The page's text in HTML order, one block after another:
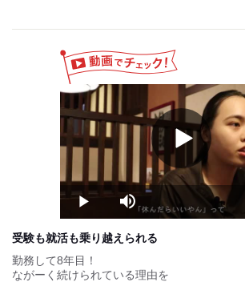
【その他】
■交通費支給！
■賄い制度あり！
■従業員割引あり
試用期間：なし
Play
Play Mute
受験も就活も乗り越えられる
勤務して8年目！
ながーく続けられている理由を